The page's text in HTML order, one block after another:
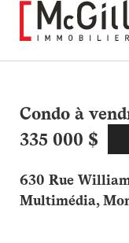
Aller
Condo à
335 000 $
630 Rue
Multimédia,